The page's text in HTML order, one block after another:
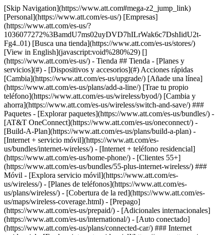
[Skip Navigation](https://www.att.com#mega-z2_jump_link) [Personal](https://www.att.com/es-us/) [Empresas](https://www.att.com/es-us/?1036077272%3BamdU7ms02uyDVD7hILrWak6c7DshIidU2t-Fg4..01) [Busca una tienda](https://www.att.com/es-us/stores/) [View in English](javascript:void%280%29) [](https://www.att.com/es-us/) - Tienda ## Tienda - [Planes y servicios](#) - [Dispositivos y accesorios](#) Acciones rápidas [Cambia](https://www.att.com/es-us/upgrade/) [Añade una línea](https://www.att.com/es-us/plans/add-a-line/) [Trae tu propio teléfono](https://www.att.com/es-us/wireless/byod/) [Cambia y ahorra](https://www.att.com/es-us/wireless/switch-and-save/) ### Paquetes - [Explorar paquetes](https://www.att.com/es-us/bundles/) - [AT&T OneConnect](https://www.att.com/es-us/oneconnect/) - [Build-A-Plan](https://www.att.com/es-us/plans/build-a-plan) - [Internet + servicio móvil](https://www.att.com/es-us/bundles/internet-wireless/) - [Internet + teléfono residencial](https://www.att.com/es-us/home-phone/) - [Clientes 55+](https://www.att.com/es-us/bundles/55-plus-internet-wireless/) ### Móvil - [Explora servicio móvil](https://www.att.com/es-us/wireless/) - [Planes de teléfonos](https://www.att.com/es-us/plans/wireless/) - [Cobertura de la red](https://www.att.com/es-us/maps/wireless-coverage.html) - [Prepago](https://www.att.com/es-us/prepaid/) - [Adicionales internacionales](https://www.att.com/es-us/international/) - [Auto conectado](https://www.att.com/es-us/plans/connected-car/) ### Internet residencial - [Explora internet residencial](https://www.att.com/es-us/internet/) - [Ve la disponibilidad](https://www.att.com/es-us/buy/internet/plans/) - [AT&T Fiber](https://www.att.com/es-us/internet/fiber/) - [AT&T Internet Air](https://www.att.com/es-us/internet/internet-air/) - [Teléfono residencial](https://www.att.com/es-us/home-phone/services/) [__Ahorra a lo grande en todo__ __regreso a clases__ \ Ver ofertas](https://www.att.com/es-us/deals/back-to-school/) Últimas novedades [Samsung Galaxy Z Fold8](https://www.att.com/es-us/buy/phones/samsung-galaxy-z-fold8.html) [iPhone 17 Pro](https://www.att.com/es-us/buy/phones/apple-iphone-17-pro.html) [AirPods Pro 3](https://www.att.com/es-us/buy/accessories/Headphones/apple-airpods-pro-3.html) [Google Pixel 10 Pro](https://www.att.com/es-us/buy/phones/google-pixel-10-pro.html) ### Dispositivos - [Teléfonos](https://www.att.com/es-us/buy/phones/) - [Teléfonos prepagados](https://www.att.com/es-us/buy/prepaid-phones/) - [Tablets](https://www.att.com/es-us/buy/tablets/) - [Relojes inteligentes](https://www.att.com/es-us/buy/wearables/) - [Usado certificado de AT&T](https://www.att.com/es-us/buy/phones/browse/att-certified-preowned) ### Accesorios - [Ver todos los accesorios](https://www.att.com/es-us/accessories/) - [Estuches](https://www.att.com/es-us/buy/accessories/browse/cases/) - [Cargadores](https://www.att.com/es-us/buy/accessories/browse/chargers/) - [Protector para pantalla](https://www.att.com/es-us/buy/accessories/browse/screen-protectors/) - [Audífonos](https://www.att.com/es-us/buy/accessories/browse/headphones/) ### Brands - [Apple](https://www.att.com/es-us/buy/phones/browse/apple/) - [Samsung](https://www.att.com/es-us/buy/phones/browse/samsung/) - [Motorola](https://www.att.com/es-us/buy/phones/browse/motorola/) - [Google](https://www.att.com/es-us/buy/phones/browse/google/) - [Meta](https://www.att.com/es-us/buy/accessories/browse/all/meta/) [__Obtén el nuevo Samsung Galaxy Z Fold8 por $0 con intercambio elegible__ \ Compra ahora](https://www.att.com/es-us/buy/phones/samsung-galaxy-z-fold8.html) - Ofertas ## Ofertas - [Nuevos y destacados](#) - [Descuentos para clientes](#) Destacados [Ve todas las ofertas](https://www.att.com/es-us/deals/) [Ofertas de servicio móvil](https://www.att.com/es-us/deals/cell-phone-deals/) [Ofertas de internet](https://www.att.com/es-us/deals/internet/) [Ofertas de intercambio](https://www.att.com/es-us/buy/phones/browse/tradeinoffer/) [Sin ofertas de intercambio](https://www.att.com/es-us/buy/phones/browse/nontradeinoffer/) ### Ofertas de tendencia - [Samsung Galaxy](https://www.att.com/es-us/buy/phones/browse/samsung_hasdeals_value_nontradeinoffer_tradeinoffer/) - [Apple iPhone](https://www.att.com/es-us/buy/phones/browse/apple_hasdeals_value_nontradeinoffer_tradeinoffer/) - [Menos de $50](https://www.att.com/es-us/buy/accessories/browse/all/price-range-25-50_price-range-5-25_5-and-under/) - [Ofertas de regreso a clases](https://www.att.com/es-us/deals/back-to-school/) ### Ofertas de dispositivos y accesorios - [Teléfonos](https://www.att.com/es-us/buy/phones/browse/hasdeals_value_nontradeinoffer_tradeinoffer/) - [Teléfonos prepagados](https://www.att.com/es-us/buy/prepaid-phones/browse/hasdeals/) - [Tablets](https://www.att.com/es-us/buy/tablets/browse/hasdeals_nontradeinoffer/) - [Relojes inteligentes](https://www.att.com/es-us/buy/wearables/browse/hasdeals_nontradeinoffer/) - [Ofertas de accesorios](https://www.att.com/es-us/buy/accessories/browse/all/deals/) ### Suscripciones - [AT&T OneConnect](https://www.att.com/es-us/oneconnect/) [__Cámbiate a AT&T y averigua cómo obtener hasta $800 por línea para terminar tu contrato__ \ Compra ahora](https://www.att.com/es-us/buy/phones/) ### Descuentos por ocupación - [Empleados de empresas](https://www.att.com/es-us/verification/signaturehub/#employment) - [Militares y veteranos](https://www.att.com/es-us/offers/discount-program/military-discount/) - [Maestros](https://www.att.com/es-us/offers/discount-program/teacher/) - [Enfermeros y médicos](https://www.att.com/es-us/verification/signaturehub/#medical) - [Personal de emergencias activo](https://www.att.com/es-us/firstnetandfamily/) ### Descuentos por afiliación - [Clientes 55+](https://www.att.com/es-us/verification/signaturehub/#age) - [Personal retirado del servicio de emergencia](https://www.att.com/es-us/offers/discount-program/retired-responders/) - [Trabajadores de sindicatos](https://www.att.com/es-us/offers/discount-program/union-discount/) - [Estudiantes](https://www.att.com/es-us/verification/signaturehub/#student) ### Ahorros para socios - [Descuento con tarjeta de crédito](https://www.att.com/es-us/?1036077272%3BamdU7ms02uyDVD7hIidU2t-FgOyvGkzT7uyJVm497PywgLdW2iYTVis9IZcUaO3.z1) - [Beneficios y más](https://andmorebenefits.att.com/root-discovery) [__Maestros: ahorra hasta $150 por línea y hasta un 20% en planes__ \ Obtén detalles](https://www.att.com/es-us/offers/discount-program/teacher/) - La diferencia de AT&T ## La diferencia de AT&T - [Nuestra ventaja competitiva](#) - [Nuestros patrocinios](#) ### ¿Por qué elegirnos? - [Garantía AT&T](https://www.att.com/es-us/why-att/guarantee/) - [Por qué AT&T](https://www.att.com/es-us/why-att/) - [AT&T vs. T-Mobile y Verizon](https://www.att.com/es-us/wireless/switch-and-save/#compare-us) - [AT&T Fiber vs. Spectrum y Xfinity](https://www.att.com/es-us/internet/fiber/#compare-us) - [Prueba AT&T gratis](https://www.att.com/es-us/wireless/free-trial/) - [Cambia y ahorra](https://www.att.com/es-us/wireless/switch-and-save/) ### Cobertura excepcional - [Mapa de cobertura 5G](https://www.att.com/es-us/maps/wireless-coverage.html) - [Mapa de cobertura de fibra óptica](https://www.att.com/es-us/internet/fiber/coverage-map/) [__La mejor garantía de Estados Unidos__ \ Obtén detalles](https://www.att.com/es-us/why-att/guarantee/) ### Deportes - [Fútbol](https://www.att.com/es-us/sponsorship/soccer) - [Baloncesto](https://www.att.com/es-us/sponsorship/basketball) - [Golf](https://www.att.com/es-us/sponsorship/golf) ### Música, artes y cultura - [Música](https://www.att.com/es-us/sponsorship/music) [__La mejor garantía de Estados Unidos__ \ Obtén detalles](https://www.att.com/es-us/why-att/guarantee/) - Ayuda ## Ayuda - [Factura y cuenta](#) - [Móvil](#) - [Internet](#) Acciones rápidas [Ve toda la ayuda](https://www.att.com/es-us/support/) [Ver mi cuenta](https://www.att.com/es-us/acctmgmt/overview) [Centro de pagos](https://www.att.com/es-us/acctmgmt/mypaymentcenter) [Centro de facturación](https://www.att.com/es-us/acctmgmt/billing/mybillingcenter) ### Factura y pagos - [Comprende tu factura](https://www.att.com/es-us/support/my-account/understand-your-bill/) - [Averigua por qué tu factura cambió](https://www.att.com/es-us/support/article/my-account/KM1051879/) - [Configura y administra AutoPay](https://www.att.com/es-us/acctmgmt/mypaymentcenter?intent=MANAGEAUTOPAY) - [Ve las cuotas de los dispositivos](https://www.att.com/es-us/acctmgmt/payment/installmentplandetails) - [Pagar sin iniciar sesión](https://www.att.com/es-us/acctmgmt/fastpmt/fastpay) ### Cuenta - [Cambiar o restablecer contraseña](https://www.att.com/es-us/support/article/my-account/KM1008941/) - [Añade o elimina cuentas](https://www.att.com/es-us/support/article/my-account/KM1008925/) - [Traslada el servicio de internet](https://www.att.com/es-us/help/moving/) - [Ve tus pedidos y reclamaciones](https://www.att.com/es-us/orders/history) - [Más ayuda con la cuenta](https://www.att.com/es-us/support/my-account/) [__La mejor garantía de Estados Unidos__ \ Obtén detalles](https://www.att.com/es-us/why-att/guarantee/) Acciones rápidas [Administrar mi servicio móvil](https://www.att.com/es-us/acctmgmt/mywireless) [Rastrear mi pedido](https://www.att.com/es-us/orders/history) [Añade AT&T International Day Pass](https://www.att.com/es-us/acctmgmt/signin?intent=DEEPLINK&soc=IRRLHDF&level=CAT&source=ILC242589969&wtExtndSource=Megamenu) ### Mi dispositivo - [Verificar mi us